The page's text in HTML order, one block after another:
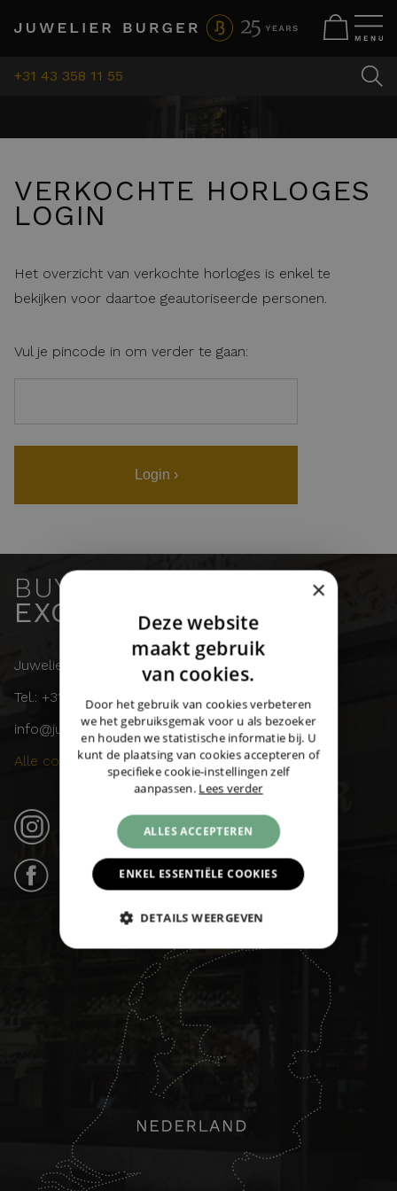
+31 43 358 11 55
VERKOCHTE HORLOGES
LOGIN
Het overzicht van verkochte horloges is enkel te
bekijken voor daartoe geautoriseerde personen.
Vul je pincode in om verder te gaan:
Login ›
BUY & SELL
EXCLUSIVE WATCHES
Juwelier Burger
Tel.: +31 (0)43 358 11 55
info@juwelierburger.com
Alle contactgegevens ›
Instagram (21k volgers) ›
Facebook (31k likes) ›
GERMAN
×
Deze website
maakt gebruik
van cookies.
Door het gebruik van cookies verbeteren
we het gebruiksgemak voor u als bezoeker
en houden we statistische informatie bij. U
kunt de plaatsing van cookies accepteren of
specifieke cookie-instellingen zelf
aanpassen. Lees verder
ALLES ACCEPTEREN
ENKEL ESSENTIËLE COOKIES
DETAILS WEERGEVEN